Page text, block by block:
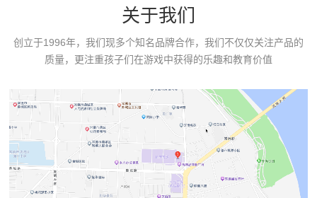
**：套装中包含一个粉色的
手提包，包身上有菱形格纹
设计，并且...
关于我们
创立于1996年，我们现多个知名品牌合作，我们不仅仅关注产品的
质量，更注重孩子们在游戏中获得的乐趣和教育价值